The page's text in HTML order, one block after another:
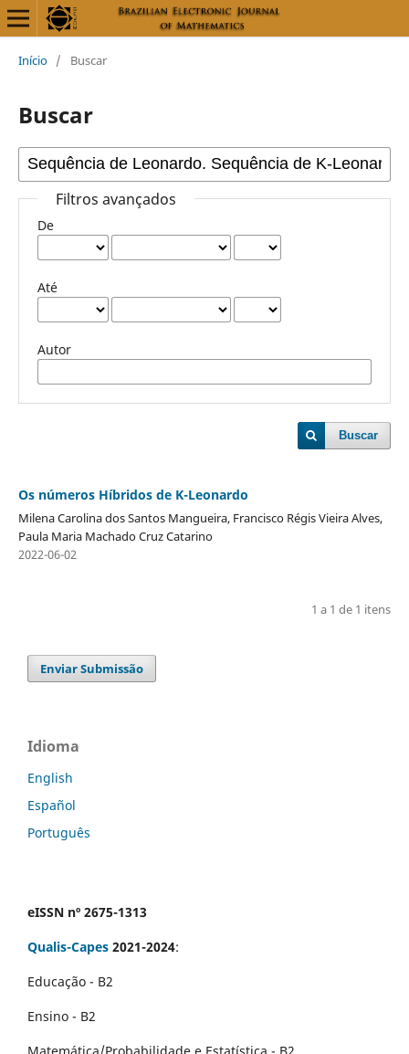
Início / Buscar
Buscar
Filtros avançados
De
Até
Autor
Buscar
Os números Híbridos de K-Leonardo
Milena Carolina dos Santos Mangueira, Francisco Régis Vieira Alves,
Paula Maria Machado Cruz Catarino
2022-06-02
1 a 1 de 1 itens
Enviar Submissão
Idioma
English
Español
Português
eISSN nº 2675-1313
Qualis-Capes 2021-2024:
Educação - B2
Ensino - B2